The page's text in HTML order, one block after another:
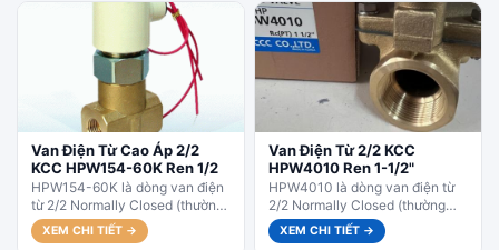
Van Điện Từ Cao Áp 2/2
KCC HPW154-60K Ren 1/2
HPW154-60K là dòng van điện
từ 2/2 Normally Closed (thường
đóng) cao áp của KCC Hàn
Quốc, kiểu piston pilot....
XEM CHI TIẾT →
Van Điện Từ 2/2 KCC
HPW4010 Ren 1-1/2"
HPW4010 là dòng van điện từ
2/2 Normally Closed (thường
đóng) của KCC Hàn Quốc, kiểu
diaphragm/pilot....
XEM CHI TIẾT →